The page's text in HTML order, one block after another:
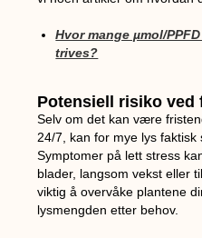
Hvor mange µmol/
trives?
Potensiell risiko ved
Selv om det kan være
24/7, kan for mye lys faktisk
Symptomer på lett stress
blader, langsom vekst eller
viktig å overvåke plantene
lysmengden etter behov.